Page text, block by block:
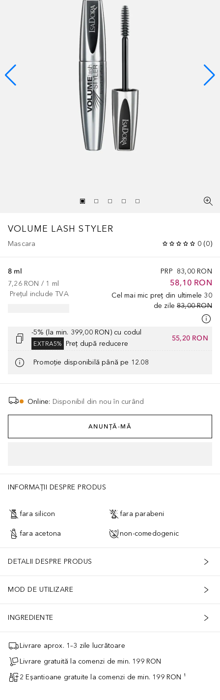
VOLUME LASH STYLER
Mascara 0 (0)
PRP 83,00 RON
58,10 RON
Cel mai mic preț din ultimele 30
de zile 83,00 RON
8 ml
7,26 RON / 1 ml
Prețul include TVA
-5% (la min. 399,00 RON) cu codul
EXTRA5% Preț după reducere
55,20 RON
Promoție disponibilă până pe 12.08
Online: Disponibil din nou în curând
ANUNȚĂ-MĂ
INFORMAȚII DESPRE PRODUS
fara silicon fara parabeni
fara acetona non-comedogenic
DETALII DESPRE PRODUS
MOD DE UTILIZARE
INGREDIENTE
Livrare aprox. 1–3 zile lucrătoare
Livrare gratuită la comenzi de min. 199 RON
2 Eșantioane gratuite la comenzi de min. 199 RON ¹